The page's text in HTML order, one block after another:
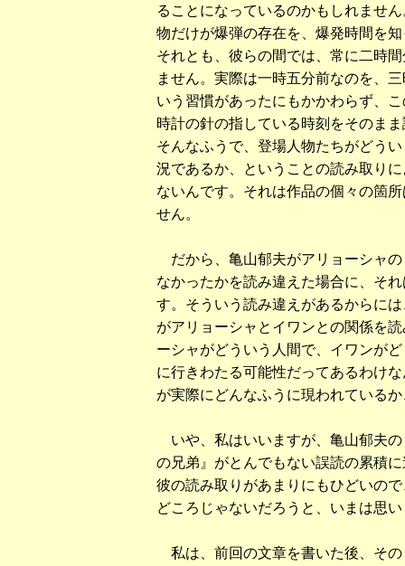
ることになっているのかもしれませ
物だけが爆弾の存在を、爆発時間を
それとも、彼らの間では、常に二時
ません。実際は一時五分前なのを、
いう習慣があったにもかかわらず、
時計の針の指している時刻をそのま
そんなふうで、登場人物たちがどう
況であるか、ということの読み取り
ないんです。それは作品の個々の箇
せん。
だから、亀山郁夫がアリョーシャ
なかったかを読み違えた場合に、そ
す。そういう読み違えがあるからに
がアリョーシャとイワンとの関係を
ーシャがどういう人間で、イワンが
に行きわたる可能性だってあるわけ
が実際にどんなふうに現われている
いや、私はいいますが、亀山郁夫
の兄弟』がとんでもない誤読の累積
彼の読み取りがあまりにもひどいの
どころじゃないだろうと、いまは思
私は、前回の文章を書いた後、そ